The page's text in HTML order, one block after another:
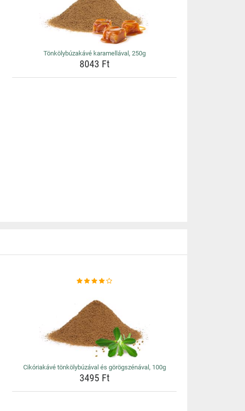
Tönkölybúzakávé karamellával, 250g
8043 Ft
Cikóriakávé tönkölybúzával és görögszénával, 100g
3495 Ft